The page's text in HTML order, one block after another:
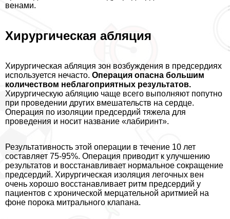
венами.
Хирургическая абляция
Хирургическая абляция зон возбуждения в предсердиях
используется нечасто. Операция опасна большим
количеством нeблагоприятных результатов.
Хирургическую абляцию чаще всего выполняют попутно
при проведении других вмешательств на сердце.
Операция по изоляции предсердий тяжела для
проведения и носит название «лабиринт».
Результативность этой операции в течение 10 лет
составляет 75-95%. Операция приводит к улучшению
результатов и восстанавливает нормальное сокращение
предсердий. Хирургическая изоляция легочных вен
очень хорошо восстанавливает ритм предсердий у
пациентов с хронической мерцательной аритмией на
фоне порока митрального клапана.